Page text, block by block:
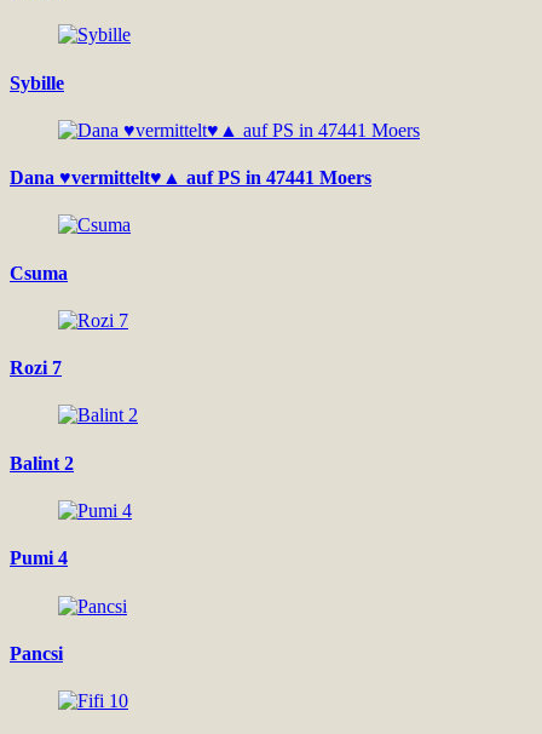
Sybille
Dana ♥vermittelt♥▲ auf PS in 47441 Moers
Csuma
Rozi 7
Balint 2
Pumi 4
Pancsi